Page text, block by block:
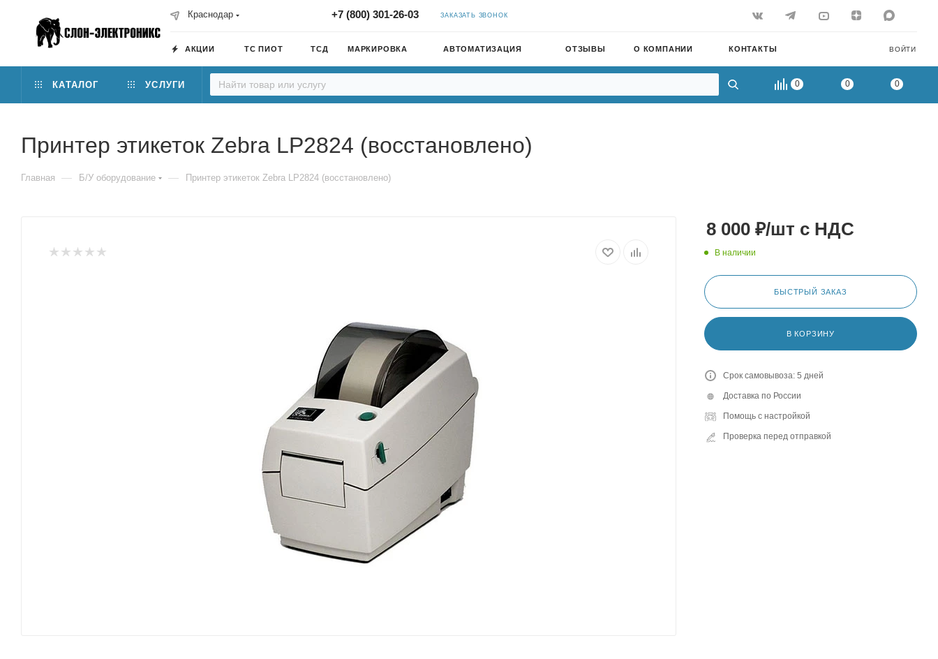
Краснодар +7 (800) 301-26-03 ЗАКАЗАТЬ ЗВОНОК
ВОЙТИ
АКЦИИ ТС ПИОТ ТСД МАРКИРОВКА АВТОМАТИЗАЦИЯ ОТЗЫВЫ О КОМПАНИИ КОНТАКТЫ
0 0 0
КАТАЛОГ УСЛУГИ
Принтер этикеток Zebra LP2824 (восстановлено)
Главная — Б/У оборудование — Принтер этикеток Zebra LP2824 (восстановлено)
8 000 ₽/шт с НДС
В наличии
БЫСТРЫЙ ЗАКАЗ
В КОРЗИНУ
Срок самовывоза: 5 дней
Доставка по России
Помощь с настройкой
Проверка перед отправкой